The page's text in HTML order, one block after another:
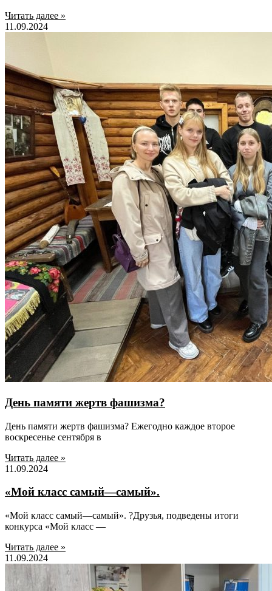
Читать далее »
11.09.2024
День памяти жертв фашизма?
День памяти жертв фашизма? Ежегодно каждое второе
воскресенье сентября в
Читать далее »
11.09.2024
«Мой класс самый—самый».
«Мой класс самый—самый». ?Друзья, подведены итоги
конкурса «Мой класс —
Читать далее »
11.09.2024